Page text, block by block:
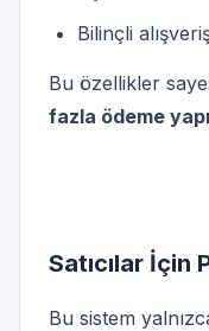
Bilinçli
Bu özellikler
fazla ödeme
Satıcılar İçin
Bu sistem